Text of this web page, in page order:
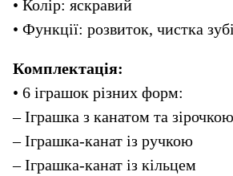
• Колір: яскравий
• Функції: розвиток, чистка
Комплектація:
• 6 іграшок різних форм:
– Іграшка з канатом та зірочкою
– Іграшка-канат із ручкою
– Іграшка-канат із кільцем